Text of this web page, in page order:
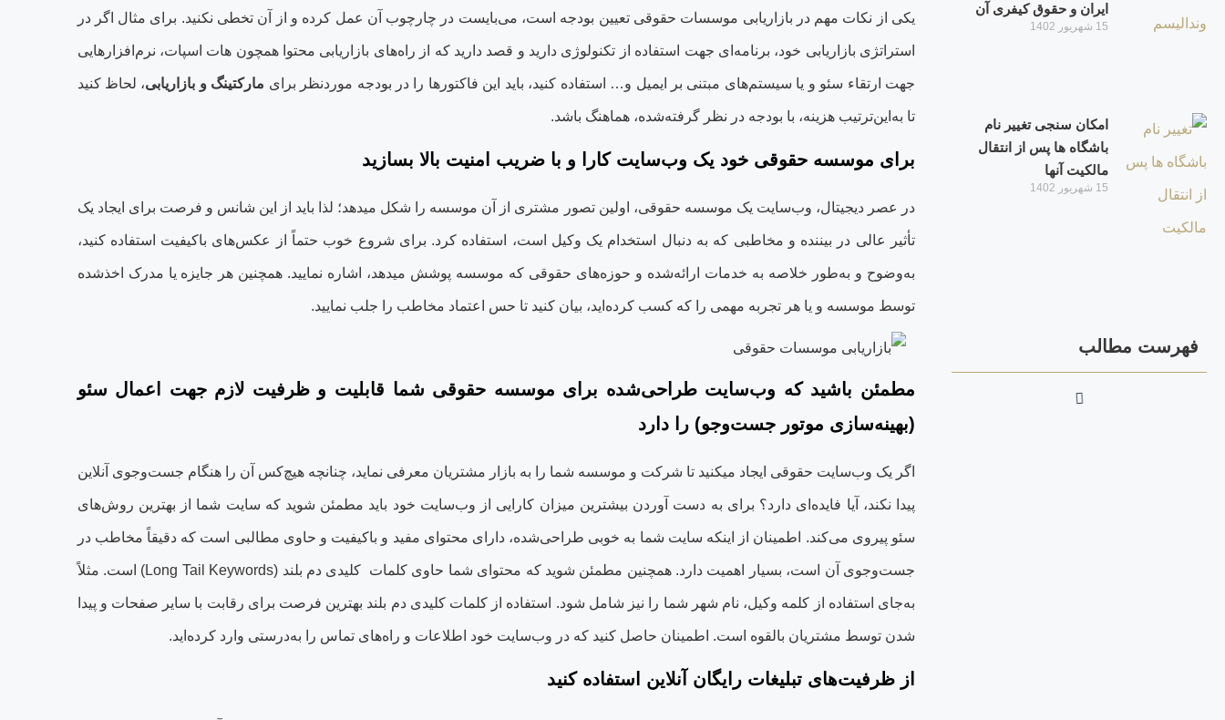
ایران و حقوق کیفری آن
15 شهریور 1402
امکان‏ سنجی تغییر نام
باشگاه‌ ها پس از انتقال
مالکیت آنها
15 شهریور 1402
فهرست مطالب
یکی از نکات مهم در بازاریابی موسسات حقوقی تعیین بودجه است، می‌بایست در چارچوب آن عمل کرده و از آن تخطی نکنید. برای مثال اگر در
استراتژی بازاریابی خود، برنامه‌ای جهت استفاده از تکنولوژی دارید و قصد دارید که از راه‌های بازاریابی محتوا همچون هات‏ اسپات، نرم‌افزارهایی
جهت ارتقاء سئو و یا سیستم‌های مبتنی بر ایمیل و… استفاده کنید، باید این فاکتورها را در بودجه موردنظر برای مارکتینگ و بازاریابی، لحاظ کنید
تا به‌این‌ترتیب هزینه، با بودجه در نظر گرفته‌شده، هماهنگ باشد.
برای موسسه حقوقی خود یک وب‌سایت کارا و با ضریب امنیت بالا بسازید
در عصر دیجیتال، وب‌سایت یک موسسه حقوقی، اولین تصور مشتری از آن موسسه را شکل می‏دهد؛ لذا باید از این شانس و فرصت برای ایجاد یک
تأثیر عالی در بیننده و مخاطبی که به دنبال استخدام یک وکیل است، استفاده کرد. برای شروع خوب حتماً از عکس‌های باکیفیت استفاده کنید،
به‌وضوح و به‌طور خلاصه به خدمات ارائه‌شده و حوزه‌های حقوقی که موسسه پوشش می‏دهد، اشاره نمایید. همچنین هر جایزه یا مدرک اخذشده
توسط موسسه و یا هر تجربه مهمی را که کسب کرده‌اید، بیان کنید تا حس اعتماد مخاطب را جلب نمایید.
مطمئن باشید که وب‌سایت طراحی‌شده برای موسسه حقوقی شما قابلیت‏ و ظرفیت‏ لازم جهت اعمال سئو
(بهینه‌سازی موتور جست‌وجو) را دارد
اگر یک وب‌سایت حقوقی ایجاد می‏کنید تا شرکت و موسسه شما را به بازار مشتریان معرفی نماید، چنانچه هیچ‌کس آن را هنگام جست‌وجوی آنلاین
پیدا نکند، آیا فایده‌ای دارد؟ برای به دست آوردن بیشترین میزان کارایی از وب‌سایت خود باید مطمئن شوید که سایت شما از بهترین روش‌های
سئو پیروی می‏‌کند. اطمینان از اینکه سایت شما به خوبی طراحی‌شده، دارای محتوای مفید و باکیفیت و حاوی مطالبی است که دقیقاً مخاطب در
جست‌وجوی آن است، بسیار اهمیت دارد. همچنین مطمئن شوید که محتوای شما حاوی کلمات کلیدی دم بلند (Long Tail Keywords) است. مثلاً
به‌جای استفاده از کلمه وکیل، نام شهر شما را نیز شامل شود. استفاده از کلمات کلیدی دم بلند بهترین فرصت برای رقابت با سایر صفحات و پیدا
شدن توسط مشتریان بالقوه است. اطمینان حاصل کنید که در وب‌سایت خود اطلاعات و راه‌های تماس را به‌درستی وارد کرده‏‌اید.
از ظرفیت‌‏های تبلیغات رایگان آنلاین استفاده کنید